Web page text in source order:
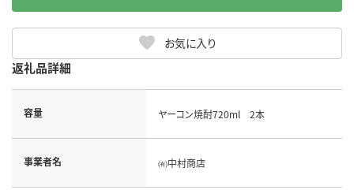
お気に入り
返礼品詳細
容量 ヤーコン焼酎720ml 2本
事業者名 ㈲中村商店